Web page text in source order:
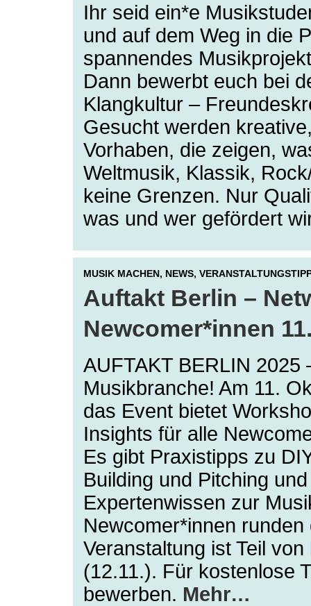
Ihr seid ein*e
und auf dem Weg in die
spannendes
Dann bewerbt euch bei
Klangkultur –
Gesucht werden
Vorhaben, die zeigen,
Weltmusik, Klassik,
keine Grenzen. Nur
was und wer gefördert
MUSIK MACHEN, NEWS,
Auftakt Berlin –
Newcomer*innen
AUFTAKT BERLIN
Musikbranche! Am 11.
das Event bietet
Insights für alle
Es gibt Praxistipps zu
Building und Pitching
Expertenwissen zur
Newcomer*innen
Veranstaltung ist Teil von
(12.11.). Für kostenlose
bewerben. Mehr…